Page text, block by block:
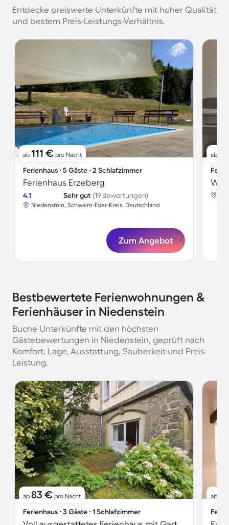
Entdecke preiswerte Unterkünfte mit hoher Qualität
und bestem Preis-Leistungs-Verhältnis.
ab 111 € pro Nacht
Ferienhaus ∙ 5 Gäste ∙ 2 Schlafzimmer
Ferienhaus Erzeberg
4.1 Sehr gut (19 Bewertungen)
Niedenstein, Schwalm-Eder-Kreis, Deutschland
Zum Angebot
ab
Bestbewertete Ferienwohnungen &
Ferienhäuser in Niedenstein
Buche Unterkünfte mit den höchsten
Gästebewertungen in Niedenstein, geprüft nach
Komfort, Lage, Ausstattung, Sauberkeit und Preis-
Leistung.
ab 83 € pro Nacht
Ferienhaus ∙ 3 Gäste ∙ 1 Schlafzimmer
ab